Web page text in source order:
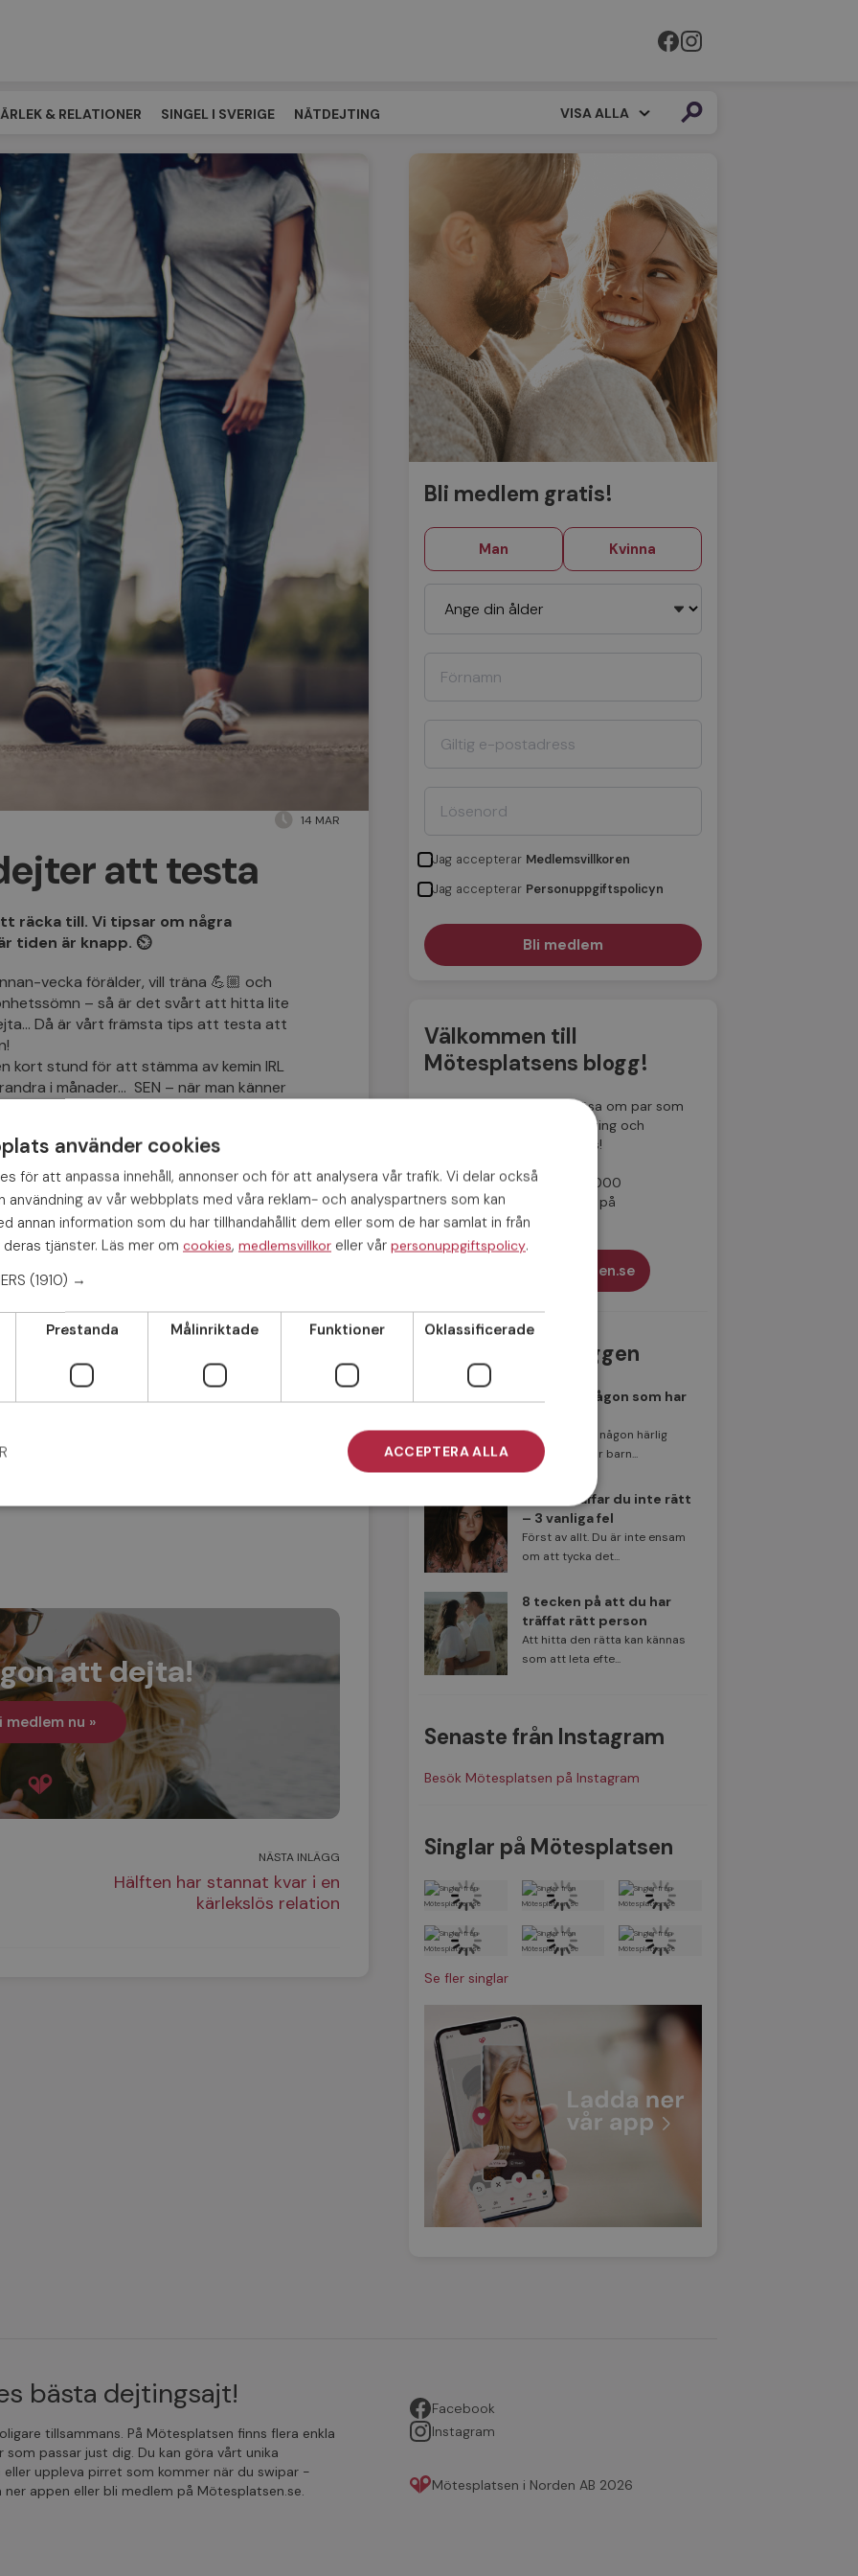
& RELATIONER SINGEL I SVERIGE NÄTDEJTING VISA ALLA
14 MAR
att testa
räcka till. Vi tipsar om några
tiden är knapp. ⏲
vecka förälder, vill träna 💪🏼 och
– så är det svårt att hitta lite
Då är vårt främsta tips att testa att
kort stund för att stämma av kemin IRL
i månader… SEN – när man känner
kan gå ”all in” med romantisk
testa:
hämtkaffe och ta en promenad, eller
av en anledning. Förbered din dejt
dejt – så att hen har samma
underbara och tar fram det bästa hos
låna någon annans) och möt upp din
och kul!
biblioteket är ett perfekt (och mer
och kör ett pass tillsammans. Om ni
ställen ha ”ta-med-dig en-vän”-
att dejta!
medlem nu »
NÄSTA INLÄGG
Hälften har stannat kvar i en
kärlekslös relation
Bli medlem gratis!
Man Kvinna
Jag accepterar Medlemsvillkoren
Jag accepterar Personuppgiftspolicyn
Välkommen till
Mötesplatsens blogg!
Här på vår blogg kan du läsa om par som
hittat kärleken hos oss, dejting och
relationer och få dejtingtips!
Sedan 2001 har fler än 175 000
medlemmar funnit kärleken på
Mötesplatsen.
Till Mötesplatsen.se
Populäraste inläggen
Att träffa någon som har
Har du träffat någon härlig
singel som har barn...
Därför träffar du inte rätt
– 3 vanliga fel
Först av allt. Du är inte ensam
om att tycka det...
8 tecken på att du har
träffat rätt person
Att hitta den rätta kan kännas
som att leta efte...
Senaste från Instagram
Besök Mötesplatsen på Instagram
Singlar på Mötesplatsen
Se fler singlar
bästa dejtingsajt!
tillsammans. På Mötesplatsen finns flera enkla
passar just dig. Du kan göra vårt unika
uppleva pirret som kommer när du swipar -
appen eller bli medlem på Mötesplatsen.se.
Facebook
Instagram
Mötesplatsen i Norden AB 2026
använder cookies
för att anpassa innehåll, annonser och för att analysera vår trafik. Vi delar också
användning av vår webbplats med våra reklam- och analyspartners som kan
annan information som du har tillhandahållit dem eller som de har samlat in från
deras tjänster. Läs mer om cookies, medlemsvillkor eller vår personuppgiftspolicy.
(1910) →
Prestanda Målinriktade Funktioner Oklassificerade
ACCEPTERA ALLA